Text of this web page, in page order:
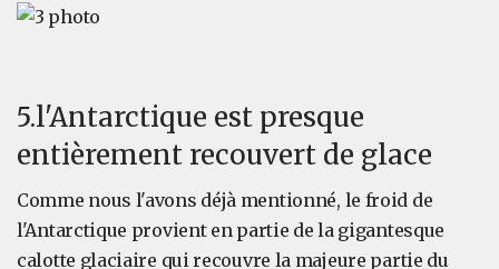
5.l'Antarctique est presque
entièrement recouvert de glace
Comme nous l'avons déjà mentionné, le froid de
l'Antarctique provient en partie de la gigantesque
calotte glaciaire qui recouvre la majeure partie du